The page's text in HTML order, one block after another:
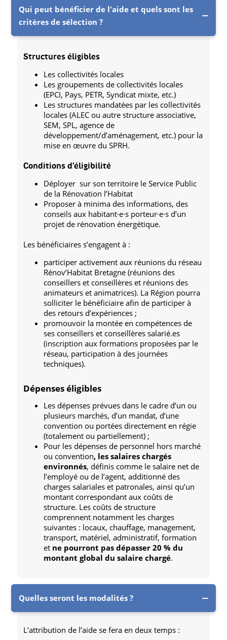
Qui peut bénéficier de l'aide et quels sont les
critères de sélection ?
Structures éligibles
Les collectivités locales
Les groupements de collectivités locales
(EPCI, Pays, PETR, Syndicat mixte, etc.)
Les structures mandatées par les collectivités
locales (ALEC ou autre structure associative,
SEM, SPL, agence de
développement/d’aménagement, etc.) pour la
mise en œuvre du SPRH.
Conditions d’éligibilité
Déployer sur son territoire le Service Public
de la Rénovation l’Habitat
Proposer à minima des informations, des
conseils aux habitant·e·s porteur·e·s d’un
projet de rénovation énergétique.
Les bénéficiaires s’engagent à :
participer activement aux réunions du réseau
Rénov’Habitat Bretagne (réunions des
conseillers et conseillères et réunions des
animateurs et animatrices). La Région pourra
solliciter le bénéficiaire afin de participer à
des retours d’expériences ;
promouvoir la montée en compétences de
ses conseillers et conseillères salarié.es
(inscription aux formations proposées par le
réseau, participation à des journées
techniques).
Dépenses éligibles
Les dépenses prévues dans le cadre d’un ou
plusieurs marchés, d’un mandat, d’une
convention ou portées directement en régie
(totalement ou partiellement) ;
Pour les dépenses de personnel hors marché
ou convention, les salaires chargés
environnés, définis comme le salaire net de
l’employé ou de l’agent, additionné des
charges salariales et patronales, ainsi qu’un
montant correspondant aux coûts de
structure. Les coûts de structure
comprennent notamment les charges
suivantes : locaux, chauffage, management,
transport, matériel, administratif, formation
et ne pourront pas dépasser 20 % du
montant global du salaire chargé.
Quelles seront les modalités ?
L’attribution de l’aide se fera en deux temps :